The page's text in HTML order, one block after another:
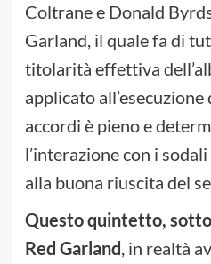
Coltrane e Donald
Garland, il quale fa di
titolarità effettiva
applicato
accordi è pieno e
l’interazione con i
alla buona riuscita del
Questo quintetto,
Red Garland, in realtà